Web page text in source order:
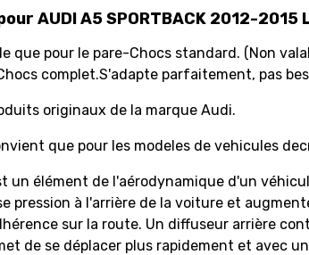
AUDI A5 SPORTBACK 2012-2015
que pour le pare-Chocs standard. (Non
complet.S'adapte parfaitement, pas
originaux de la marque Audi.
que pour les modeles de vehicules
un élément de l'aérodynamique d'un
pression à l'arrière de la voiture et
sur la route. Un diffuseur arrière
de se déplacer plus rapidement et avec